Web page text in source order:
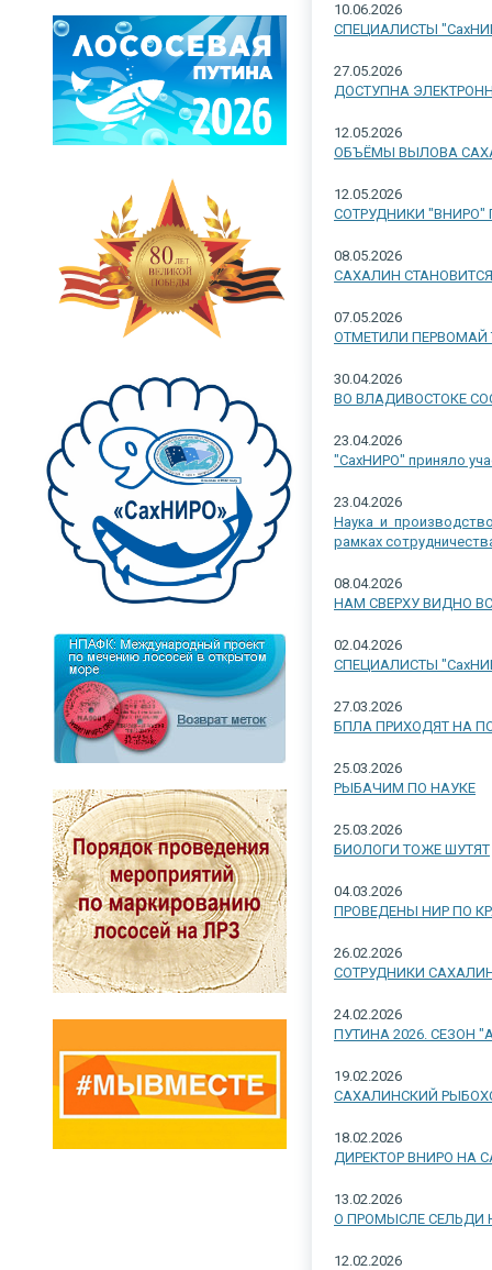
10.06.2026
СПЕЦИАЛИСТЫ
27.05.2026
ДОСТУПНА
12.05.2026
ОБЪЁМЫ ВЫЛОВА
12.05.2026
СОТРУДНИКИ
08.05.2026
САХАЛИН
07.05.2026
ОТМЕТИЛИ ПЕРВОМАЙ
30.04.2026
ВО ВЛАДИВОСТОКЕ
23.04.2026
"СахНИРО" приняло
23.04.2026
Наука и
рамках
08.04.2026
НАМ СВЕРХУ ВИДНО
02.04.2026
СПЕЦИАЛИСТЫ
27.03.2026
БПЛА ПРИХОДЯТ НА
25.03.2026
РЫБАЧИМ ПО НАУКЕ
25.03.2026
БИОЛОГИ ТОЖЕ ШУТЯТ
04.03.2026
ПРОВЕДЕНЫ НИР ПО
26.02.2026
СОТРУДНИКИ
24.02.2026
ПУТИНА 2026. СЕЗОН
19.02.2026
САХАЛИНСКИЙ
18.02.2026
ДИРЕКТОР ВНИРО НА
13.02.2026
О ПРОМЫСЛЕ СЕЛЬДИ
12.02.2026